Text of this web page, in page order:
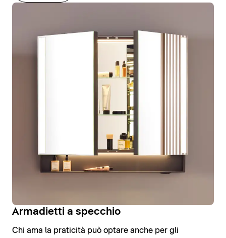
Armadietti a specchio
Chi ama la praticità può optare anche per gli